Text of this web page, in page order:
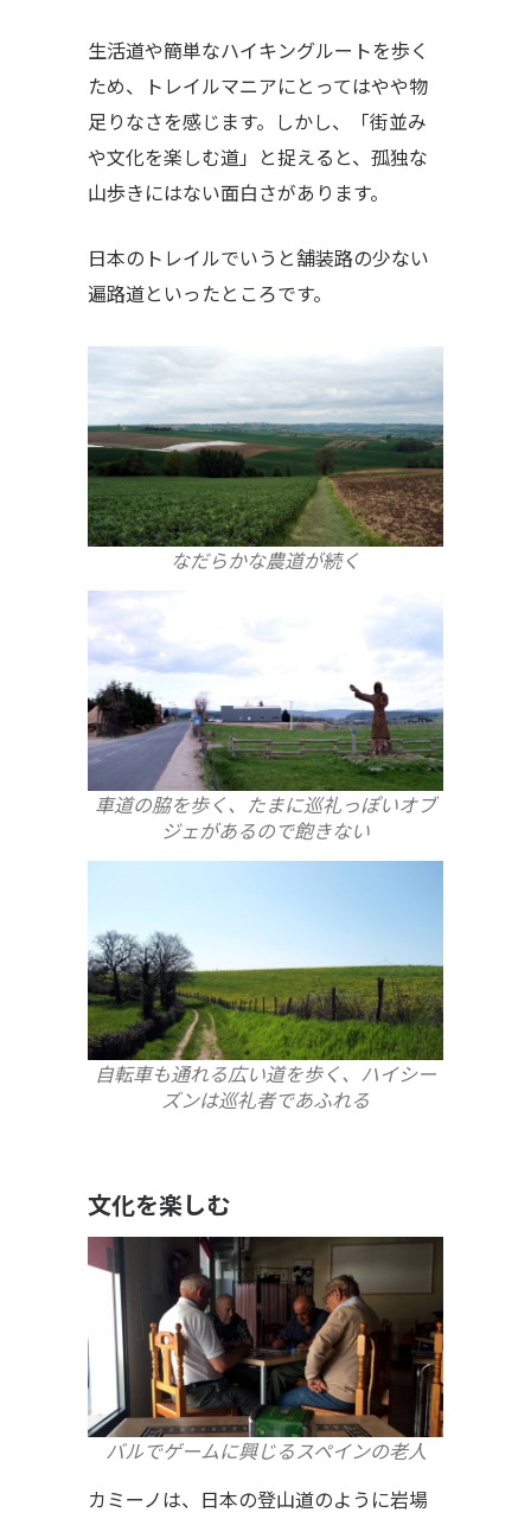
生活道や簡単なハイキングルートを歩く
ため、トレイルマニアにとってはやや物
足りなさを感じます。しかし、「街並み
や文化を楽しむ道」と捉えると、孤独な
山歩きにはない面白さがあります。
日本のトレイルでいうと舗装路の少ない
遍路道といったところです。
なだらかな農道が続く
車道の脇を歩く、たまに巡礼っぽいオブ
ジェがあるので飽きない
自転車も通れる広い道を歩く、ハイシー
ズンは巡礼者であふれる
文化を楽しむ
バルでゲームに興じるスペインの老人
カミーノは、日本の登山道のように岩場